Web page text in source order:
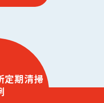
定期清掃